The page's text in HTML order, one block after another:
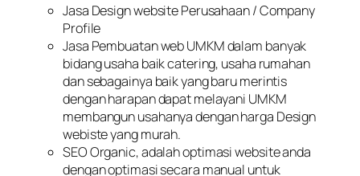
Jasa Design website Perusahaan /Company
Profile
Jasa Pembuatan web UMKM dalam banyak
bidang usaha baik catering, usaha rumahan
dan sebagainya baik yang baru merintis
dengan harapan dapat melayani UMKM
membangun usahanya dengan harga Design
webiste yang murah.
SEO Organic, adalah optimasi website anda
dengan optimasi secara manual untuk